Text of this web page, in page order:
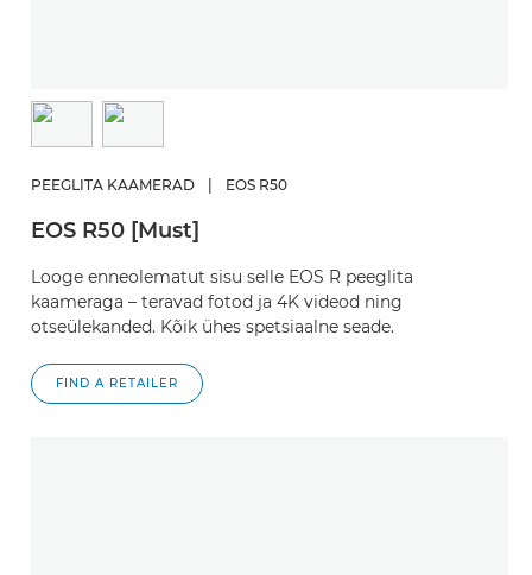
PEEGLITA KAAMERAD EOS R50
EOS R50 [Must]
Looge enneolematut sisu selle EOS R peeglita
kaameraga – teravad fotod ja 4K videod ning
otseülekanded. Kõik ühes spetsiaalne seade.
FIND A RETAILER